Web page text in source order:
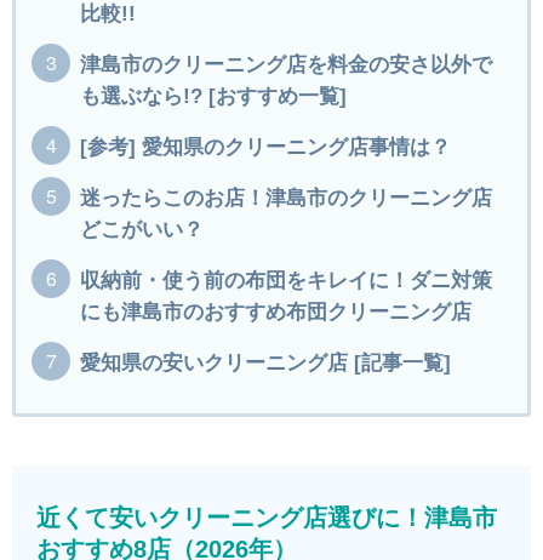
比較!!
津島市のクリーニング店を料金の安さ以外で
も選ぶなら!? [おすすめ一覧]
[参考] 愛知県のクリーニング店事情は？
迷ったらこのお店！津島市のクリーニング店
どこがいい？
収納前・使う前の布団をキレイに！ダニ対策
にも津島市のおすすめ布団クリーニング店
愛知県の安いクリーニング店 [記事一覧]
近くて安いクリーニング店選びに！津島市
おすすめ8店（2026年）